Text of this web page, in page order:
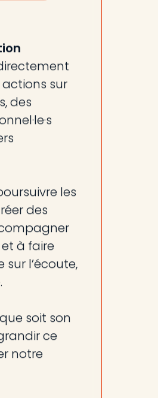
sur
des
les
des
et à faire
sur l’écoute,
soit son
ce
notre